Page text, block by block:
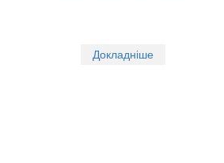
Докладніше